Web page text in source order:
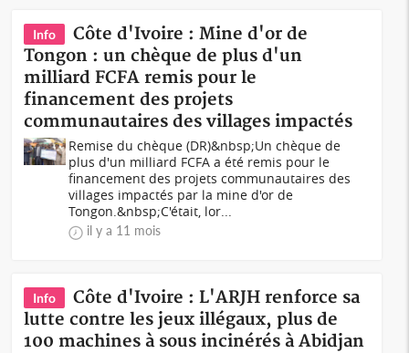
Info
Côte d'Ivoire : Mine d'or de
Tongon : un chèque de plus d'un
milliard FCFA remis pour le
financement des projets
communautaires des villages impactés
Remise du chèque (DR)&nbsp;Un chèque de
plus d'un milliard FCFA a été remis pour le
financement des projets communautaires des
villages impactés par la mine d'or de
Tongon.&nbsp;C'était, lor...
il y a 11 mois
Info
Côte d'Ivoire : L'ARJH renforce sa
lutte contre les jeux illégaux, plus de
100 machines à sous incinérés à Abidjan